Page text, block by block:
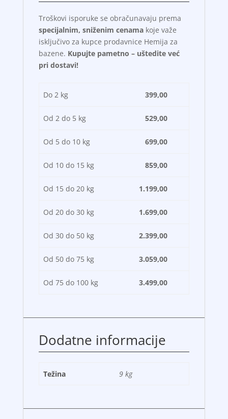
Troškovi isporuke se obračunavaju prema
specijalnim, sniženim cenamakoje važe
isključivo za kupce prodavnice Hemija za
bazene. Kupujte pametno – uštedite već
pri dostavi!
Do 2 kg 399,00
Od 2 do 5 kg 529,00
Od 5 do 10 kg 699,00
Od 10 do 15 kg 859,00
Od 15 do 20 kg 1.199,00
Od 20 do 30 kg 1.699,00
Od 30 do 50 kg 2.399,00
Od 50 do 75 kg 3.059,00
Od 75 do 100 kg 3.499,00
Dodatne informacije
Težina 9 kg